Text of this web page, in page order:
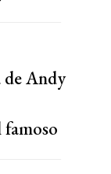
de Andy